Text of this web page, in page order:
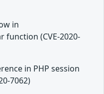
in
function (CVE-2020-
in PHP session
7062)